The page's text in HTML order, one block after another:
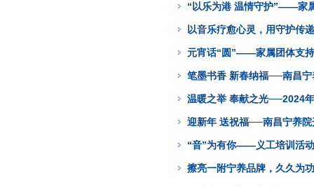
“以乐为港 温情守护”——家
以音乐疗愈心灵，用守护传
元宵话“圆”——家属团体支
笔墨书香 新春纳福──南昌
温暖之举 奉献之光──2024
迎新年 送祝福──南昌宁养
“音”为有你——义工培训活动
擦亮一附宁养品牌，久久为